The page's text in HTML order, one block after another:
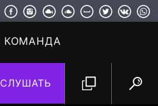
КОМАНДА
СЛУШАТЬ